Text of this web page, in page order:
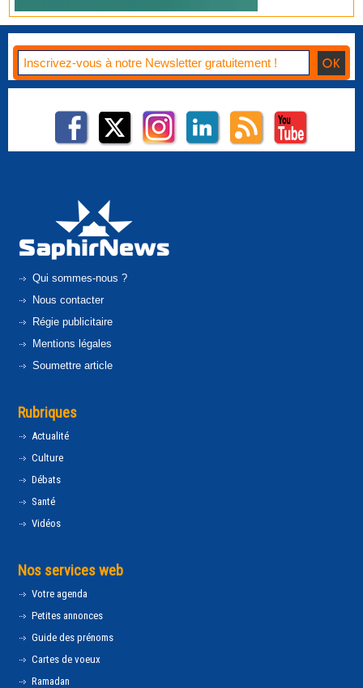
Qui sommes-nous ?
Nous contacter
Régie publicitaire
Mentions légales
Soumettre article
Rubriques
Actualité
Culture
Débats
Santé
Vidéos
Nos services web
Votre agenda
Petites annonces
Guide des prénoms
Cartes de voeux
Ramadan